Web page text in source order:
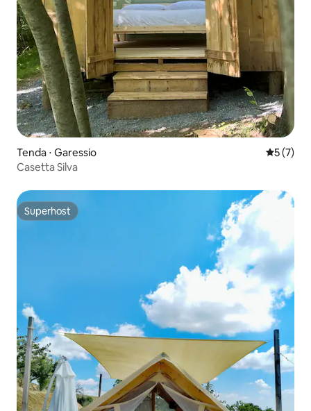
Tenda ⋅ Garessio 5 de
5 (7)
Casetta Silva
Superhost
Superhost